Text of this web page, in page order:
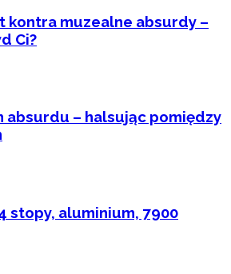
kontra muzealne absurdy –
Ci?
absurdu – halsując pomiędzy
stopy, aluminium, 7900